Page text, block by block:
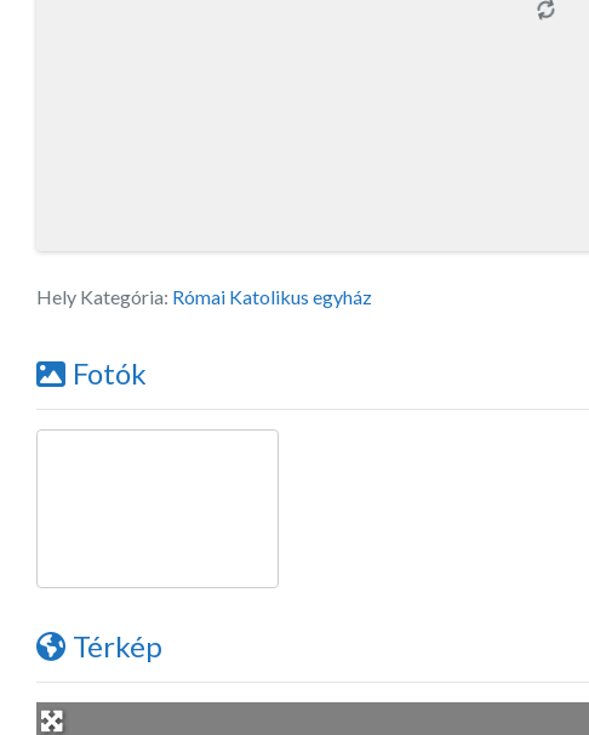
Hely Kategória: Római Katolikus egyház
Fotók
Térkép